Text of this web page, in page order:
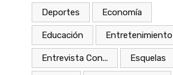
Deportes Economía
Educación Entretenimiento
Entrevista Con... Esquelas